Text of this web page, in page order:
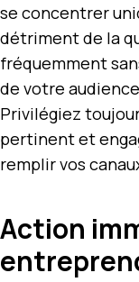
se concentrer
détriment de la
fréquemment
de votre
Privilégiez
pertinent et
remplir vos
Action